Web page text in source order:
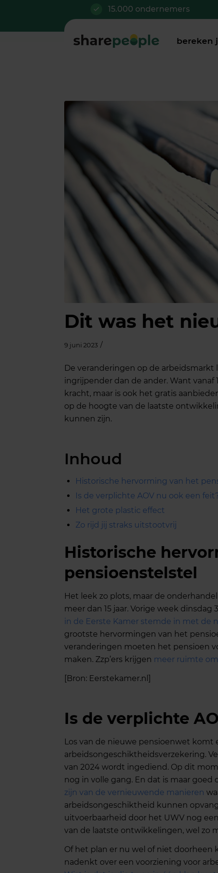
15.000 ondernemers
bereken
Dit was het
9 juni 2023 /
De veranderingen op de
ingrijpender dan de ander. Want
kracht, maar is ook het gratis
op de hoogte van de laatste
kunnen zijn.
Inhoud
Historische hervorming van het
Is de verplichte AOV nu ook een
Het grote plastic effect
Zo rijd jij straks uitstootvrij
Historische
pensioenstelstel
Het leek zo plots, maar de
meer dan 15 jaar. Vorige week
in de Eerste Kamer stemde in met de
grootste hervormingen van het
veranderingen moeten het pensioen
maken. Zzp’ers krijgen meer ruimte
[Bron: Eerstekamer.nl]
Is de verplichte
Los van de nieuwe pensioenwet komt
arbeidsongeschiktheidsverzekering.
van 2024 wordt ingediend. Op dit
nog in volle gang. En dat is maar goed
zijn van de vernieuwende manieren
arbeidsongeschiktheid kunnen
uitvoerbaarheid door het UWV nog
van de laatste ontwikkelingen, wel zo
Of het plan er nu wel of niet doorheen
nadenkt over een voorziening voor